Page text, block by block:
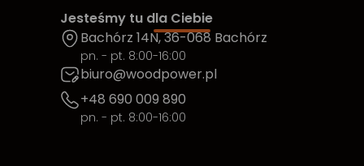
Jesteśmy tu dla Ciebie
Bachórz 14N, 36-068 Bachórz
pn. - pt. 8:00-16:00
biuro@woodpower.pl
+48 690 009 890
pn. - pt. 8:00-16:00